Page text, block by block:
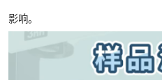
影响。